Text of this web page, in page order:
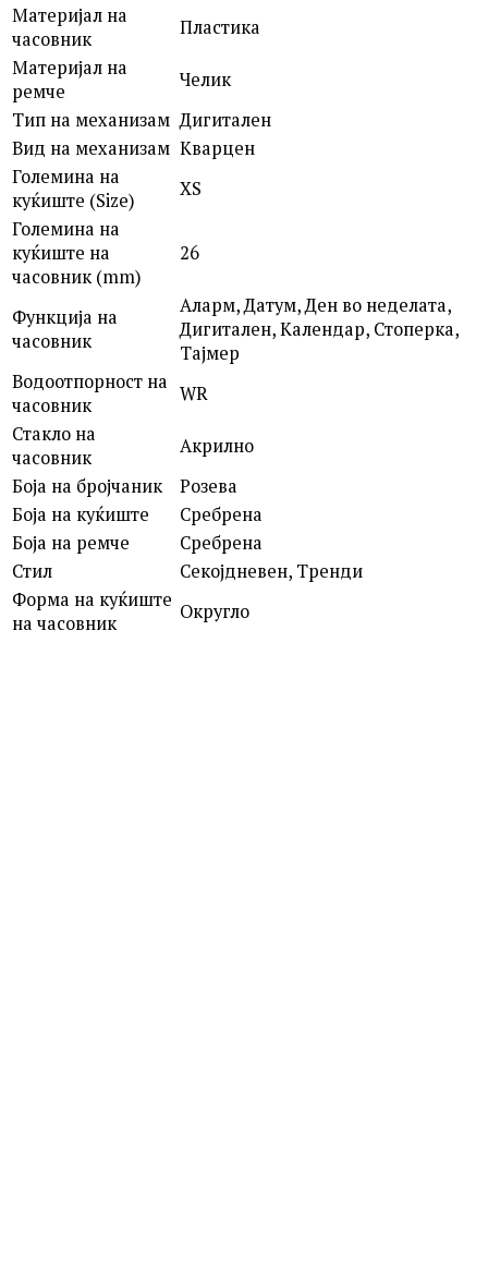
Материјал на
часовник
Пластика
Материјал на
ремче
Челик
Тип на механизам Дигитален
Вид на механизам Кварцен
Големина на
куќиште (Size)
XS
Големина на
куќиште на
часовник (mm)
26
Функција на
часовник
Аларм, Датум, Ден во неделата,
Дигитален, Календар, Стоперка,
Тајмер
Водоотпорност на
часовник
WR
Стакло на
часовник
Акрилно
Боја на бројчаник
Розева
Боја на куќиште
Сребрена
Боја на ремче
Сребрена
Стил
Секојдневен, Тренди
Форма на куќиште
на часовник
Округло